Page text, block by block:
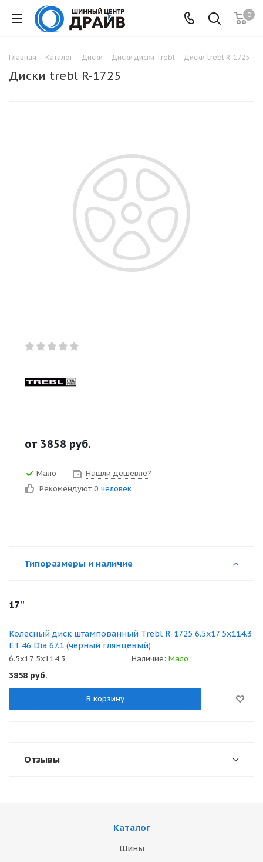
0
Главная - Каталог - Диски - Диски диски Trebl - Диски trebl R-1725
Диски trebl R-1725
от 3858 руб.
Мало
Нашли дешевле?
Рекомендуют 0 человек
Типоразмеры и наличие
17''
Колесный диск штампованный Trebl R-1725 6.5x17 5x114.3
ET 46 Dia 67.1 (черный глянцевый)
6.5x17 5x114.3 Наличие: Мало
3858 руб.
В корзину
Отзывы
Каталог
Шины